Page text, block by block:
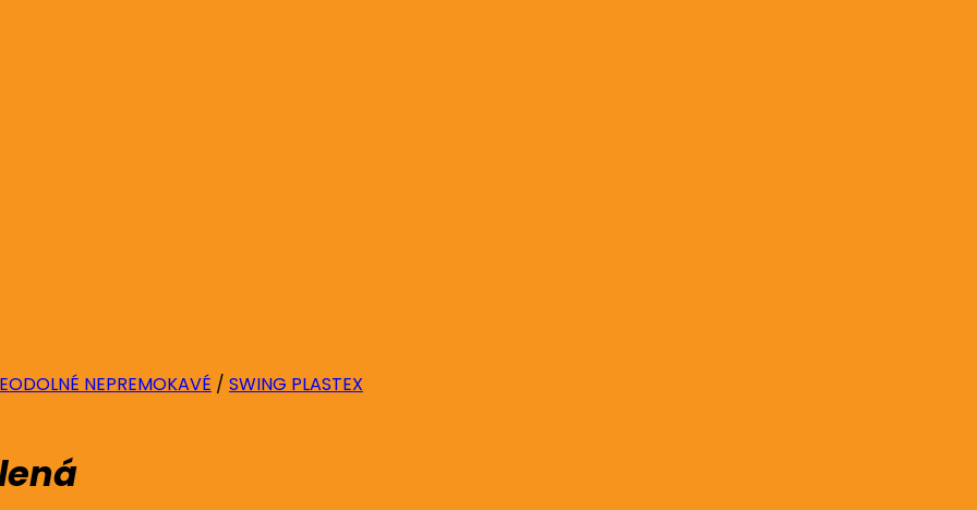
NEPREMOKAVÉ / SWING PLASTEX